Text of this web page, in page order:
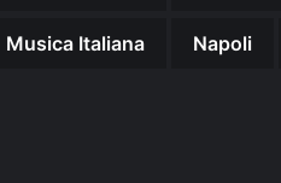
Musica Italiana Napoli